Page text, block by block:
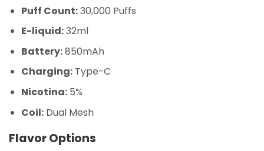
Puff Count:30,000 Puffs
E-liquid:32ml
Battery:850mAh
Charging:Type-C
Nicotina:5%
Coil:Dual Mesh
Flavor Options